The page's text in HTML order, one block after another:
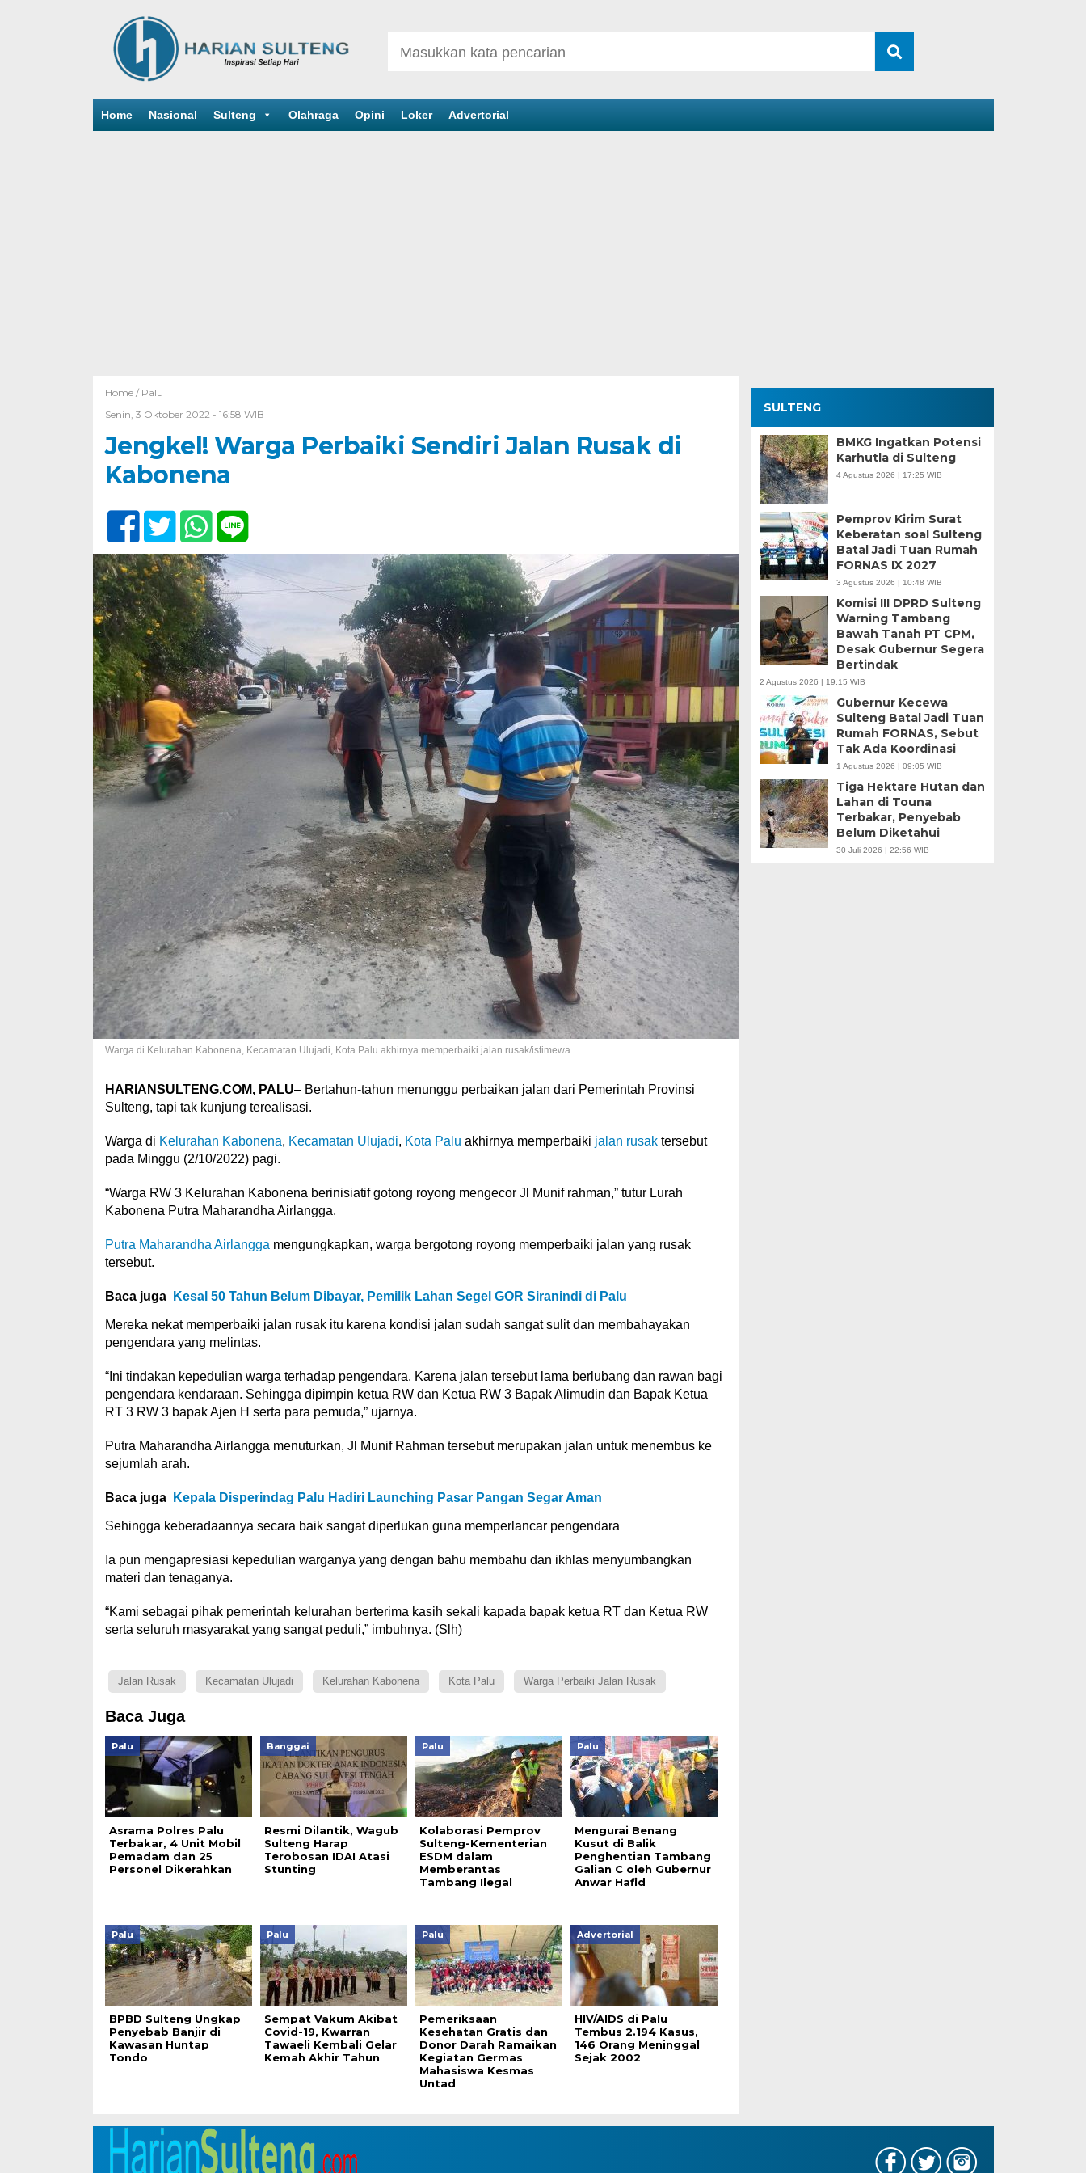
Home Nasional Sulteng Olahraga Opini Loker Advertorial
Home / Palu
Senin, 3 Oktober 2022 - 16:58 WIB
Jengkel! Warga Perbaiki Sendiri Jalan Rusak di
Kabonena
Warga di Kelurahan Kabonena, Kecamatan Ulujadi, Kota Palu akhirnya memperbaiki jalan rusak/istimewa
HARIANSULTENG.COM, PALU– Bertahun-tahun menunggu perbaikan jalan dari Pemerintah Provinsi
Sulteng, tapi tak kunjung terealisasi.
Warga di Kelurahan Kabonena, Kecamatan Ulujadi, Kota Palu akhirnya memperbaiki jalan rusaktersebut
pada Minggu (2/10/2022) pagi.
“Warga RW 3 Kelurahan Kabonena berinisiatif gotong royong mengecor Jl Munif rahman,” tutur Lurah
Kabonena Putra Maharandha Airlangga.
Putra Maharandha Airlangga mengungkapkan, warga bergotong royong memperbaiki jalan yang rusak
tersebut.
Baca juga Kesal 50 Tahun Belum Dibayar, Pemilik Lahan Segel GOR Siranindi di Palu
Mereka nekat memperbaiki jalan rusak itu karena kondisi jalan sudah sangat sulit dan membahayakan
pengendara yang melintas.
“Ini tindakan kepedulian warga terhadap pengendara. Karena jalan tersebut lama berlubang dan rawan bagi
pengendara kendaraan. Sehingga dipimpin ketua RW dan Ketua RW 3 Bapak Alimudin dan Bapak Ketua
RT 3 RW 3 bapak Ajen H serta para pemuda,” ujarnya.
Putra Maharandha Airlangga menuturkan, Jl Munif Rahman tersebut merupakan jalan untuk menembus ke
sejumlah arah.
Baca juga Kepala Disperindag Palu Hadiri Launching Pasar Pangan Segar Aman
Sehingga keberadaannya secara baik sangat diperlukan guna memperlancar pengendara
Ia pun mengapresiasi kepedulian warganya yang dengan bahu membahu dan ikhlas menyumbangkan
materi dan tenaganya.
“Kami sebagai pihak pemerintah kelurahan berterima kasih sekali kapada bapak ketua RT dan Ketua RW
serta seluruh masyarakat yang sangat peduli,” imbuhnya. (Slh)
Jalan Rusak Kecamatan Ulujadi Kelurahan Kabonena Kota Palu Warga Perbaiki Jalan Rusak
Baca Juga
Palu
Asrama Polres Palu
Terbakar, 4 Unit Mobil
Pemadam dan 25
Personel Dikerahkan
Banggai
Resmi Dilantik, Wagub
Sulteng Harap
Terobosan IDAI Atasi
Stunting
Palu
Kolaborasi Pemprov
Sulteng-Kementerian
ESDM dalam
Memberantas
Tambang Ilegal
Palu
Mengurai Benang
Kusut di Balik
Penghentian Tambang
Galian C oleh Gubernur
Anwar Hafid
Palu
BPBD Sulteng Ungkap
Penyebab Banjir di
Kawasan Huntap
Tondo
Palu
Sempat Vakum Akibat
Covid-19, Kwarran
Tawaeli Kembali Gelar
Kemah Akhir Tahun
Palu
Pemeriksaan
Kesehatan Gratis dan
Donor Darah Ramaikan
Kegiatan Germas
Mahasiswa Kesmas
Untad
Advertorial
HIV/AIDS di Palu
Tembus 2.194 Kasus,
146 Orang Meninggal
Sejak 2002
SULTENG
BMKG Ingatkan Potensi
Karhutla di Sulteng
4 Agustus 2026 | 17:25 WIB
Pemprov Kirim Surat
Keberatan soal Sulteng
Batal Jadi Tuan Rumah
FORNAS IX 2027
3 Agustus 2026 | 10:48 WIB
Komisi III DPRD Sulteng
Warning Tambang
Bawah Tanah PT CPM,
Desak Gubernur Segera
Bertindak
2 Agustus 2026 | 19:15 WIB
Gubernur Kecewa
Sulteng Batal Jadi Tuan
Rumah FORNAS, Sebut
Tak Ada Koordinasi
1 Agustus 2026 | 09:05 WIB
Tiga Hektare Hutan dan
Lahan di Touna
Terbakar, Penyebab
Belum Diketahui
30 Juli 2026 | 22:56 WIB